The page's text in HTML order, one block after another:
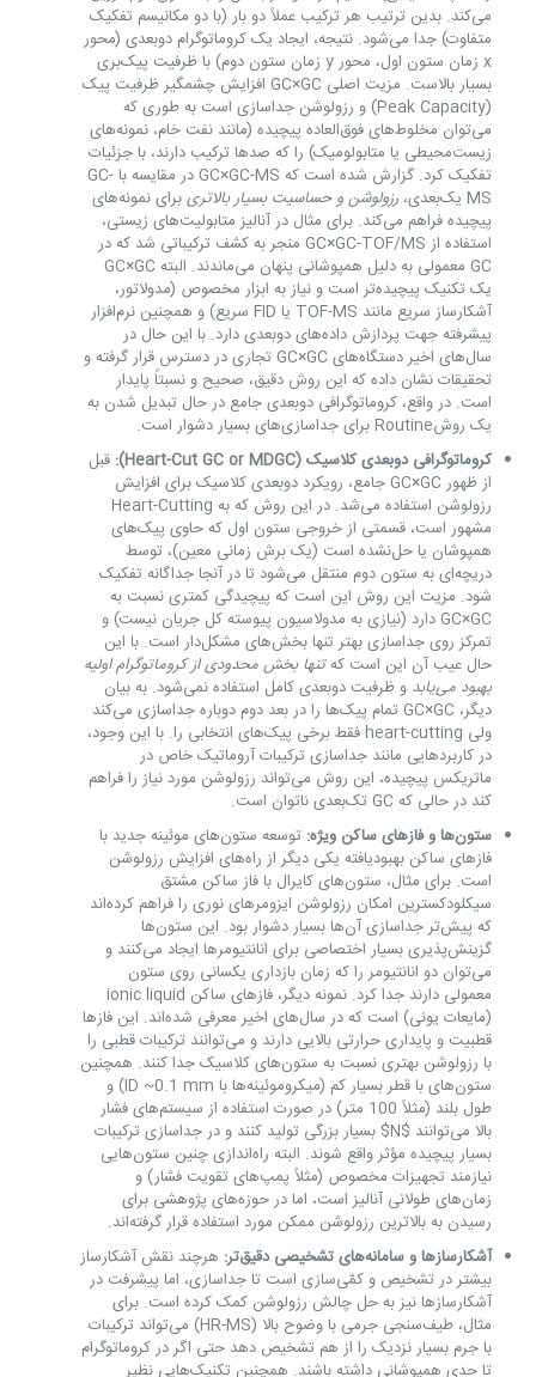
می‌کند. بدین ترتیب هر ترکیب عملاً دو بار (با دو مکانیسم تفکیک
متفاوت) جدا می‌شود. نتیجه، ایجاد یک کروماتوگرام دو‌بعدی (محور
x زمان ستون اول، محور y زمان ستون دوم) با ظرفیت پیک‌بری
بسیار بالاست. مزیت اصلی GC×GC افزایش چشمگیر ظرفیت پیک
(Peak Capacity) و رزولوشن جداسازی است به طوری که
می‌توان مخلوط‌های فوق‌العاده پیچیده (مانند نفت خام، نمونه‌های
زیست‌محیطی یا متابولومیک) را که صدها ترکیب دارند، با جزئیات
تفکیک کرد. گزارش شده است که GC×GC-MS در مقایسه با GC-
MS یک‌بعدی،
رزولوشن و حساسیت بسیار بالاتریبرای نمونه‌های
پیچیده فراهم می‌کند. برای مثال در آنالیز متابولیت‌های زیستی،
استفاده از GC×GC-TOF/MS منجر به کشف ترکیباتی شد که در
GC معمولی به دلیل همپوشانی پنهان می‌ماندند. البته GC×GC
یک تکنیک پیچیده‌تر است و نیاز به ابزار مخصوص (مدولاتور،
آشکارساز سریع مانند TOF-MS یا FID سریع) و همچنین نرم‌افزار
پیشرفته جهت پردازش داده‌های دو‌بعدی دارد. با این حال در
سال‌های اخیر دستگاه‌های GC×GC تجاری در دسترس قرار گرفته و
تحقیقات نشان داده که این روش دقیق، صحیح و نسبتاً پایدار
است. در واقع، کروماتوگرافی دو‌بعدی جامع در حال تبدیل شدن به
یک روشRoutine برای جداسازی‌های بسیار دشوار است.
کروماتوگرافی دو‌بعدی کلاسیک (Heart-Cut GC or MDGC):
قبل
از ظهور GC×GC جامع، رویکرد دو‌بعدی کلاسیک برای افزایش
رزولوشن استفاده می‌شد. در این روش که به Heart-Cutting
مشهور است، قسمتی از خروجی ستون اول که حاوی پیک‌های
همپوشان یا حل‌نشده است (یک برش زمانی معین)، توسط
دریچه‌ای به ستون دوم منتقل می‌شود تا در آنجا جداگانه تفکیک
شود. مزیت این روش این است که پیچیدگی کمتری نسبت به
GC×GC دارد (نیازی به مدولاسیون پیوسته کل جریان نیست) و
تمرکز روی جداسازی بهتر تنها بخش‌های مشکل‌دار است. با این
حال عیب آن این است کهتنها بخش محدودی از کروماتوگرام اولیه
بهبود می‌یابد و ظرفیت دو‌بعدی کامل استفاده نمی‌شود. به بیان
دیگر، GC×GC تمام پیک‌ها را در بعد دوم دوباره جداسازی می‌کند
ولی heart-cutting فقط برخی پیک‌های انتخابی را. با این وجود،
در کاربردهایی مانند جداسازی ترکیبات آروماتیک خاص در
ماتریکس پیچیده، این روش می‌تواند رزولوشن مورد نیاز را فراهم
کند در حالی که GC تک‌بعدی ناتوان است.
ستون‌ها و فازهای ساکن ویژه: توسعه ستون‌های موئینه جدید با
فازهای ساکن بهبودیافته یکی دیگر از راه‌های افزایش رزولوشن
است. برای مثال، ستون‌های کایرال با فاز ساکن مشتق
سیکلودکسترین امکان رزولوشن ایزومرهای نوری را فراهم کرده‌اند
که پیش‌تر جداسازی آن‌ها بسیار دشوار بود. این ستون‌ها
گزینش‌پذیری بسیار اختصاصی برای انانتیومرها ایجاد می‌کنند و
می‌توان دو انانتیومر را که زمان بازداری یکسانی روی ستون
معمولی دارند جدا کرد. نمونه دیگر، فازهای ساکن ionic liquid
(مایعات یونی) است که در سال‌های اخیر معرفی شده‌اند. این فازها
قطبیت و پایداری حرارتی بالایی دارند و می‌توانند ترکیبات قطبی را
با رزولوشن بهتری نسبت به ستون‌های کلاسیک جدا کنند. همچنین
ستون‌های با قطر بسیار کم (میکرو‌موئینه‌ها با ID ~0.1 mm) و
طول بلند (مثلاً 100 متر) در صورت استفاده از سیستم‌های فشار
بالا می‌توانند $N$ بسیار بزرگی تولید کنند و در جداسازی ترکیبات
بسیار پیچیده مؤثر واقع شوند. البته راه‌اندازی چنین ستون‌هایی
نیازمند تجهیزات مخصوص (مثلاً پمپ‌های تقویت فشار) و
زمان‌های طولانی آنالیز است، اما در حوزه‌های پژوهشی برای
رسیدن به بالاترین رزولوشن ممکن مورد استفاده قرار گرفته‌اند.
آشکارسازها و سامانه‌های تشخیصی دقیق‌تر: هرچند نقش آشکارساز
بیشتر در تشخیص و کمّی‌سازی است تا جداسازی، اما پیشرفت در
آشکارسازها نیز به حل چالش رزولوشن کمک کرده است. برای
مثال، طیف‌سنجی جرمی با وضوح بالا (HR-MS) می‌تواند ترکیبات
با جرم بسیار نزدیک را از هم تشخیص دهد حتی اگر در کروماتوگرام
تا حدی همپوشانی داشته باشند. همچنین تکنیک‌هایی نظیر